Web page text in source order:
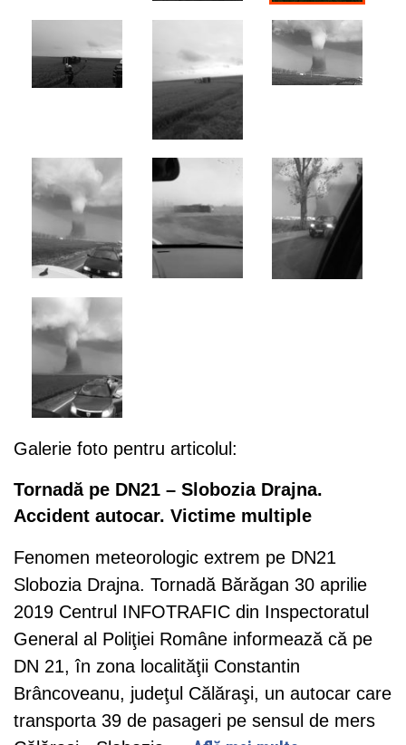
Galerie foto pentru articolul:
Tornadă pe DN21 – Slobozia Drajna.
Accident autocar. Victime multiple
Fenomen meteorologic extrem pe DN21
Slobozia Drajna. Tornadă Bărăgan 30 aprilie
2019 Centrul INFOTRAFIC din Inspectoratul
General al Poliţiei Române informează că pe
DN 21, în zona localităţii Constantin
Brâncoveanu, judeţul Călăraşi, un autocar care
transporta 39 de pasageri pe sensul de mers